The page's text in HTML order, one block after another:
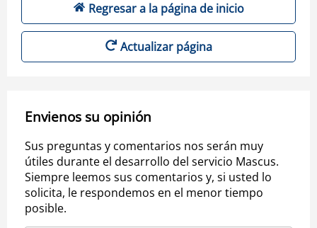
Regresar a la página de inicio
Actualizar página
Envienos su opinión
Sus preguntas y comentarios nos serán muy
útiles durante el desarrollo del servicio Mascus.
Siempre leemos sus comentarios y, si usted lo
solicita, le respondemos en el menor tiempo
posible.